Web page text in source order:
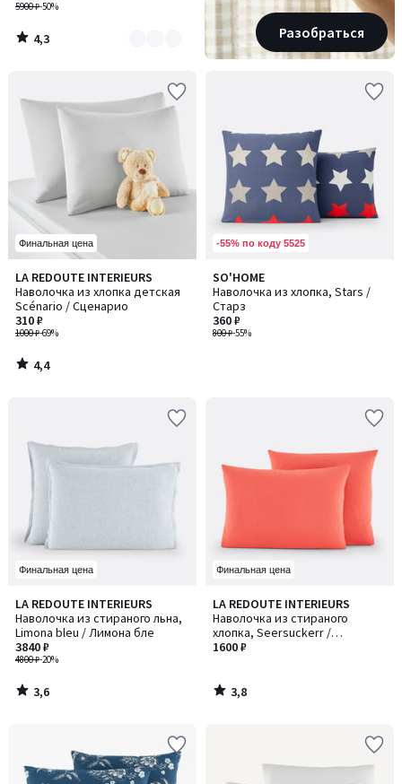
5900 ₽-50%
4,3
/
Разобраться
Финальная цена
LA REDOUTE INTERIEURS
Наволочка из хлопка детская
Scénario / Сценарио
1000 ₽-69%
310 ₽
4,4
/ 5
4,4
/
-55% по коду 5525
SO'HOME
Наволочка из хлопка, Stars /
Старз
800 ₽-55%
360 ₽
Финальная цена
LA REDOUTE INTERIEURS
Наволочка из стираного льна,
Limona bleu / Лимона бле
4800 ₽-20%
3840 ₽
3,6
/ 5
3,6
/
Финальная цена
LA REDOUTE INTERIEURS
Наволочка из стираного
хлопка, Seersuckerr /
Сирсакер
1600 ₽
3,8
/ 5
3,8
/